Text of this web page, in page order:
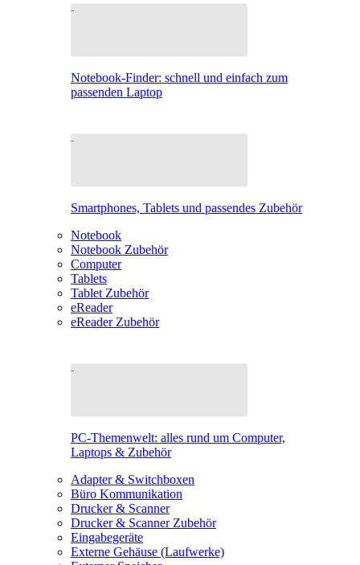
Notebook-Finder: schnell und einfach zum
passenden Laptop
Smartphones, Tablets und passendes Zubehör
Notebook
Notebook Zubehör
Computer
Tablets
Tablet Zubehör
eReader
eReader Zubehör
PC-Themenwelt: alles rund um Computer,
Laptops & Zubehör
Adapter & Switchboxen
Büro Kommunikation
Drucker & Scanner
Drucker & Scanner Zubehör
Eingabegeräte
Externe Gehäuse (Laufwerke)